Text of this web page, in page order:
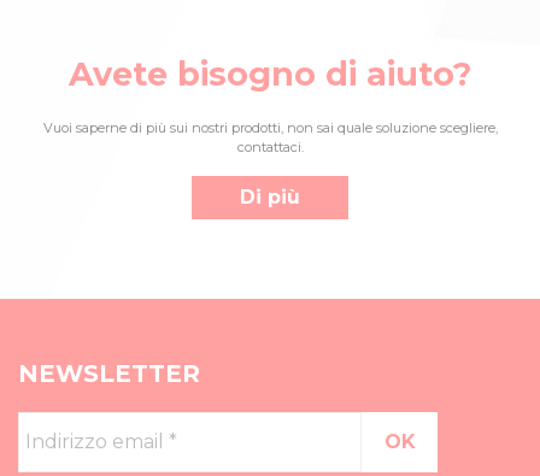
Avete bisogno di aiuto?
Vuoi saperne di più sui nostri prodotti, non sai quale soluzione scegliere,
contattaci.
Di più
NEWSLETTER
email